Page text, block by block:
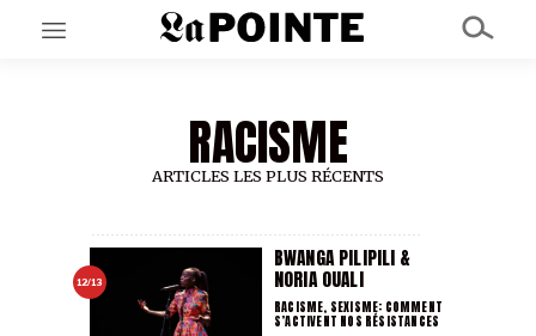
EN CE MOMENT
GRAND ANGLE
AU LARGE
À PROPOS
RACISME
ARTICLES LES PLUS RÉCENTS
12/13
BWANGA PILIPILI &
NORIA OUALI
RACISME, SEXISME: COMMENT
S’ACTIVENT NOS RÉSISTANCES